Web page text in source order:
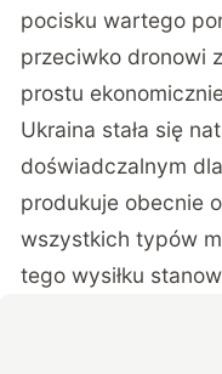
pocisku wartego
przeciwko dronowi
prostu
Ukraina stała się
doświadczalnym
produkuje obecnie
wszystkich typów
tego wysiłku